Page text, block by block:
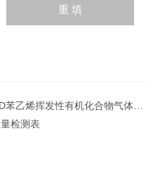
烯挥发性有机化合物气体监测仪器
检测表